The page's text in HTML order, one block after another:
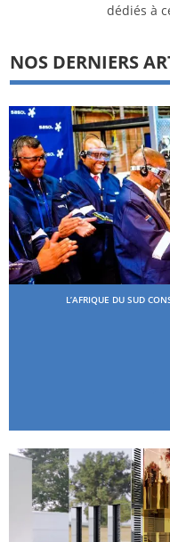
dédiés à
NOS DERNIERS
L’AFRIQUE DU SUD